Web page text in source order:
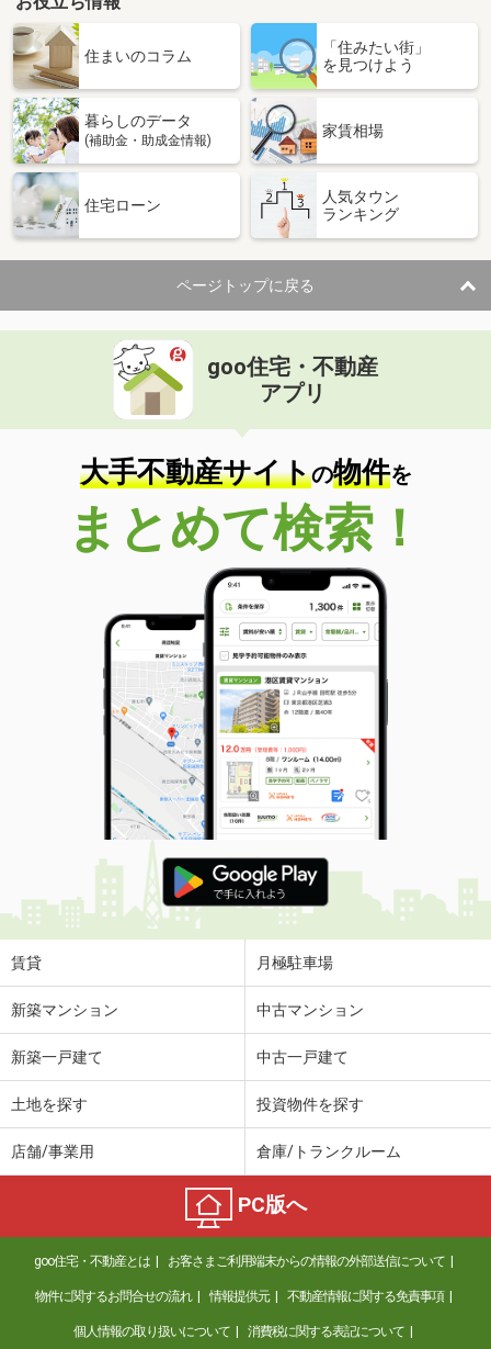
住まいのコラム
「住みたい街」
を見つけよう
暮らしのデータ
(補助金・助成金情報)
家賃相場
住宅ローン
人気タウン
ランキング
ページトップに戻る
goo住宅・不動産
アプリ
大手不動産サイトの物件を
まとめて検索！
賃貸 月極駐車場
新築マンション 中古マンション
新築一戸建て 中古一戸建て
土地を探す 投資物件を探す
店舗/事業用 倉庫/トランクルーム
PC版へ
goo住宅・不動産とは お客さまご利用端末からの情報の外部送信について
物件に関するお問合せの流れ 情報提供元 不動産情報に関する免責事項
個人情報の取り扱いについて 消費税に関する表記について